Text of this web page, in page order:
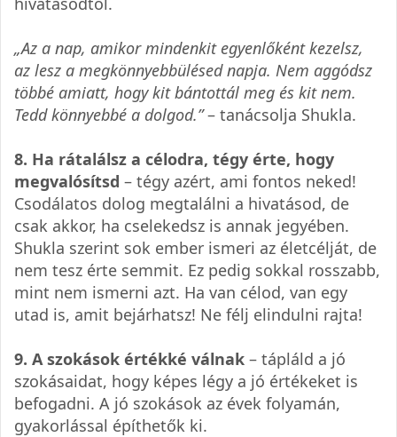
„Az a nap, amikor mindenkit egyenlőként kezelsz,
az lesz a megkönnyebbülésed napja. Nem aggódsz
többé amiatt, hogy kit bántottál meg és kit nem.
Tedd könnyebbé a dolgod.”– tanácsolja Shukla.
8. Ha rátalálsz a célodra, tégy érte, hogy
megvalósítsd – tégy azért, ami fontos neked!
Csodálatos dolog megtalálni a hivatásod, de
csak akkor, ha cselekedsz is annak jegyében.
Shukla szerint sok ember ismeri az életcélját, de
nem tesz érte semmit. Ez pedig sokkal rosszabb,
mint nem ismerni azt. Ha van célod, van egy
utad is, amit bejárhatsz! Ne félj elindulni rajta!
9. A szokások értékké válnak – tápláld a jó
szokásaidat, hogy képes légy a jó értékeket is
befogadni. A jó szokások az évek folyamán,
gyakorlással építhetők ki.